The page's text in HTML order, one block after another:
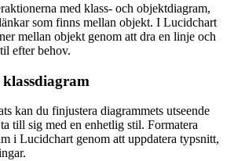
med klass- och objektdiagram,
som finns mellan objekt. I Lucidchart
mellan objekt genom att dra en linje och
efter behov.
kan du finjustera diagrammets utseende
till sig med en enhetlig stil. Formatera
i Lucidchart genom att uppdatera typsnitt,